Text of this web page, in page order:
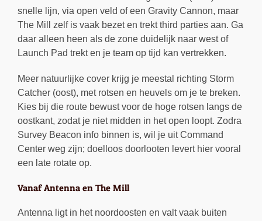
snelle lijn, via open veld of een Gravity Cannon, maar
The Mill zelf is vaak bezet en trekt third parties aan. Ga
daar alleen heen als de zone duidelijk naar west of
Launch Pad trekt en je team op tijd kan vertrekken.
Meer natuurlijke cover krijg je meestal richting Storm
Catcher (oost), met rotsen en heuvels om je te breken.
Kies bij die route bewust voor de hoge rotsen langs de
oostkant, zodat je niet midden in het open loopt. Zodra
Survey Beacon info binnen is, wil je uit Command
Center weg zijn; doelloos doorlooten levert hier vooral
een late rotate op.
Vanaf Antenna en The Mill
Antenna ligt in het noordoosten en valt vaak buiten